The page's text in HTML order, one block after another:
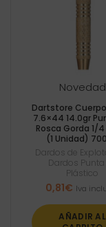
Novedad
Dartstore
7.6×44 14.0gr
Rosca Gorda 1/4
(1 Unidad)
Dardos de
Dardos Punta
Plástico
0,81€ Iva
AÑADIR AL